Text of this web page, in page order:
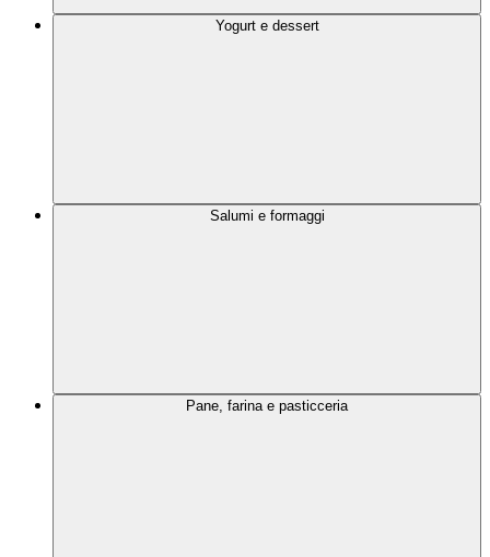
Yogurt e dessert
Salumi e formaggi
Pane, farina e pasticceria